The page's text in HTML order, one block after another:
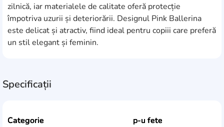
zilnică, iar materialele de calitate oferă protecție
împotriva uzurii și deteriorării. Designul Pink Ballerina
este delicat și atractiv, fiind ideal pentru copiii care preferă
un stil elegant și feminin.
Specificații
Categorie
p-u fete